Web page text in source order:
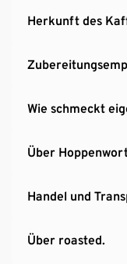
Herkunft des
Wie schmeckt
Über
Handel und
Über roasted.